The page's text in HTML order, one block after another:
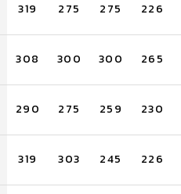
319 275 275 226
308 300 300 265
290 275 259 230
319 303 245 226